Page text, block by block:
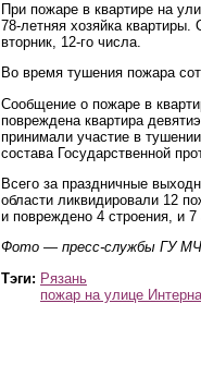
При пожаре в квартире на
78-летняя хозяйка
вторник, 12-го числа.
Во время тушения пожара
Сообщение о пожаре в
повреждена квартира
принимали участие в
состава Государственной
Всего за праздничные
области ликвидировали 12
и повреждено 4 строения, и
Фото — пресс-службы ГУ
Тэги: Рязань
пожар на улице